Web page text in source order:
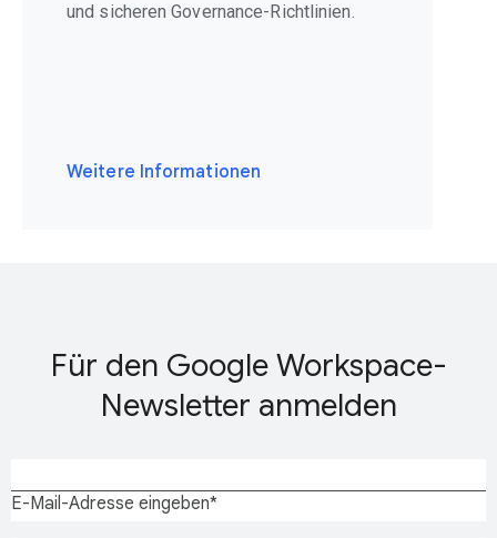
und sicheren Governance-Richtlinien.
Weitere Informationen
Für den Google Workspace-
Newsletter anmelden
E-Mail-Adresse eingeben